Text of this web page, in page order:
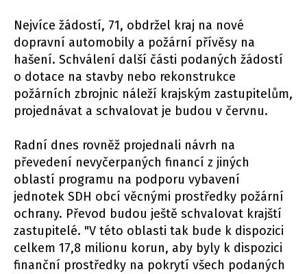
Nejvíce žádostí, 71, obdržel kraj na nové
dopravní automobily a požární přívěsy na
hašení. Schválení další části podaných žádostí
o dotace na stavby nebo rekonstrukce
požárních zbrojnic náleží krajským zastupitelům,
projednávat a schvalovat je budou v červnu.
Radní dnes rovněž projednali návrh na
převedení nevyčerpaných financí z jiných
oblastí programu na podporu vybavení
jednotek SDH obcí věcnými prostředky požární
ochrany. Převod budou ještě schvalovat krajští
zastupitelé. "V této oblasti tak bude k dispozici
celkem 17,8 milionu korun, aby byly k dispozici
finanční prostředky na pokrytí všech podaných